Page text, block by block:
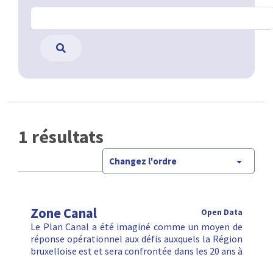
1 résultats
Changez l'ordre
Zone Canal Open Data
Le Plan Canal a été imaginé comme un moyen de
réponse opérationnel aux défis auxquels la Région
bruxelloise est et sera confrontée dans les 20 ans à